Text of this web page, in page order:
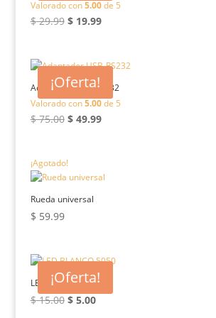
Valorado con5.00de 5
$29.99 El
era:
$ 29.99.
$19.99El
es:
$ 19.99.
¡Oferta!
Adaptador USB-RS232
Valorado con5.00de 5
$75.00 El
era:
$ 75.00.
$49.99El
$ 49.99.
¡Agotado!
Rueda universal
$ 59.99
¡Oferta!
LED BLANCO 5050
$15.00 El
$5.00El